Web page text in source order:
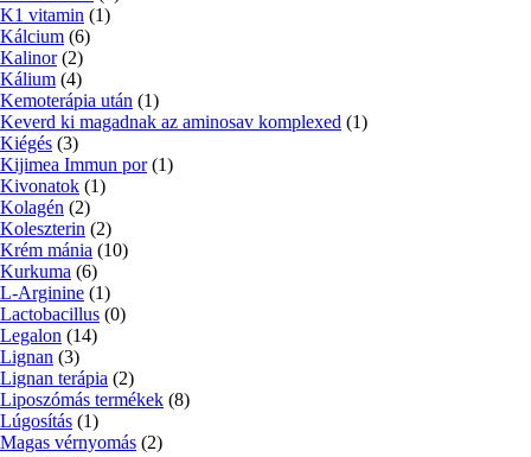
K1 vitamin (1)
Kálcium (6)
Kalinor (2)
Kálium (4)
Kemoterápia után (1)
Keverd ki magadnak az aminosav komplexed (1)
Kiégés (3)
Kijimea Immun por (1)
Kivonatok (1)
Kolagén (2)
Koleszterin (2)
Krém mánia (10)
Kurkuma (6)
L-Arginine (1)
Lactobacillus (0)
Legalon (14)
Lignan (3)
Lignan terápia (2)
Liposzómás termékek (8)
Lúgosítás (1)
Magas vérnyomás (2)